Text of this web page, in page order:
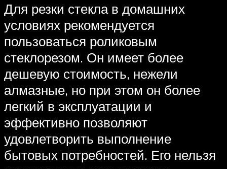
Для резки стекла в домашних
условиях рекомендуется
пользоваться роликовым
стеклорезом. Он имеет более
дешевую стоимость, нежели
алмазные, но при этом он более
легкий в эксплуатации и
эффективно позволяют
удовлетворить выполнение
бытовых потребностей. Его нельзя